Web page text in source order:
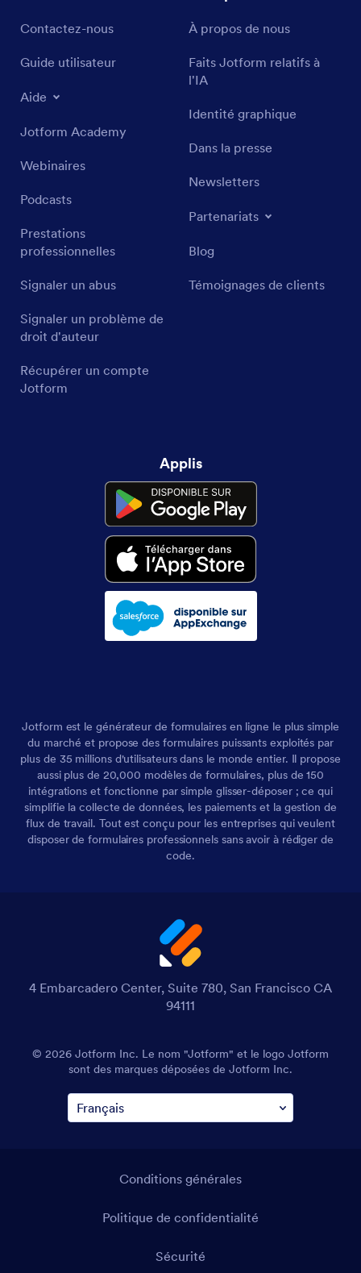
Contactez-nous
Guide utilisateur
Aide
Jotform Academy
Webinaires
Podcasts
Prestations
professionnelles
Signaler un abus
Signaler un problème de
droit d'auteur
Récupérer un compte
Jotform
À propos de nous
Faits Jotform relatifs à
l'IA
Identité graphique
Dans la presse
Newsletters
Partenariats
Blog
Témoignages de clients
Applis
Jotform est le générateur de formulaires en ligne le plus simple
du marché et propose des formulaires puissants exploités par
plus de 35 millions d'utilisateurs dans le monde entier. Il propose
aussi plus de 20,000 modèles de formulaires, plus de 150
intégrations et fonctionne par simple glisser-déposer ; ce qui
simplifie la collecte de données, les paiements et la gestion de
flux de travail. Tout est conçu pour les entreprises qui veulent
disposer de formulaires professionnels sans avoir à rédiger de
code.
4 Embarcadero Center, Suite 780, San Francisco CA
94111
© 2026 Jotform Inc. Le nom "Jotform" et le logo Jotform
sont des marques déposées de Jotform Inc.
Conditions générales
Politique de confidentialité
Sécurité